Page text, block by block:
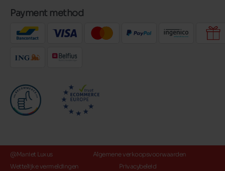
Payment method
@Maniet Luxus
Algemene verkoopsvoorwaarden
Wettelijke vermeldingen
Privacybeleid